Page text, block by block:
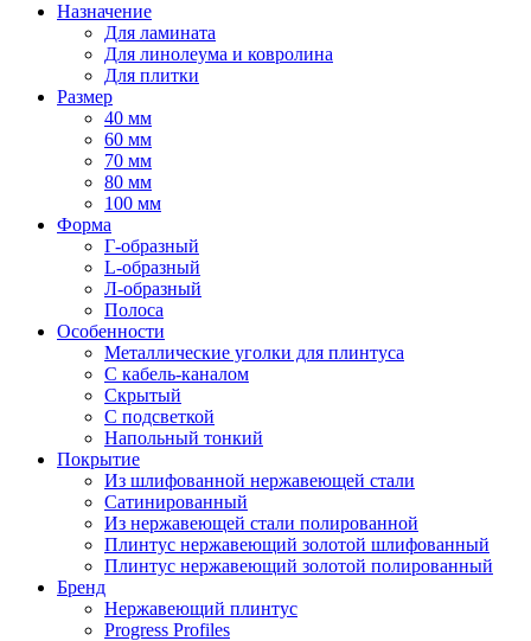
Назначение
Для ламината
Для линолеума и ковролина
Для плитки
Размер
40 мм
60 мм
70 мм
80 мм
100 мм
Форма
Г-образный
L-образный
Л-образный
Полоса
Особенности
Металлические уголки для плинтуса
С кабель-каналом
Скрытый
С подсветкой
Напольный тонкий
Покрытие
Из шлифованной нержавеющей стали
Сатинированный
Из нержавеющей стали полированной
Плинтус нержавеющий золотой шлифованный
Плинтус нержавеющий золотой полированный
Бренд
Нержавеющий плинтус
Progress Profiles